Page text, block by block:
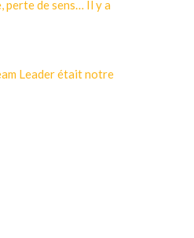
perte de sens… Il y a
Leader était notre